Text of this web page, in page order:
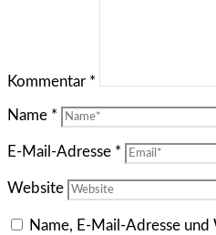
Kommentar *
Name *
E-Mail-Adresse *
Website
Name, E-Mail-Adresse